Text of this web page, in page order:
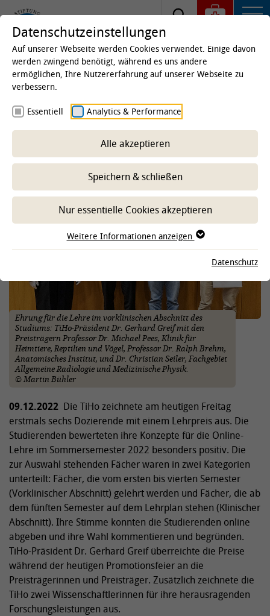
TiHo vergibt erstmals Lehrpreis
Studierende bewerteten die „Beste Online-
Lehre 2022“.
Ehrung für die Lehre im vorklinischen Abschnitt des
Studiums: TiHo-Präsident Dr. Gerhard Greif mit den
Preisträgern Professor Dr. Michael Pees, Klinik für
Heimtiere, Reptilien und Vögel, Professor Dr. Ralph Brehm,
Anatomisches Institut, und Dr. Christian Seiler, Fachgebiet
Allgemeine Radiologie und Medizinische Physik.
© Martin Bühler
09.12.2022 Die TiHo zeichnete am heutigen Freitag
erstmals sechs Dozierende mit einem Lehrpreis aus. Die
Studierenden bewerteten ihre Konzepte für die Online-
Lehre im Sommersemester 2022 besonders positiv. Die
zur Auswahl stehenden Fächer waren in zwei Kategorien
unterteilt: Fächer, die vom ersten bis vierten Semester
(Vorklinischer Abschnitt) gelehrt werden und Fächer, die ab
dem fünften Semester auf dem Lehrplan stehen (Klinischer
Abschnitt). Ihre Stimme konnten die Studierenden online
abgeben und ihre Wahl kommentieren und begründen.
TiHo-Präsident Dr. Gerhard Greif überreichte die Preise
während der heutigen Promotionsfeier an die
Preisträgerinnen und Preisträger. Zusätzlich zeichnete die
TiHo zwei Wissenschaftlerinnen für ihre herausragenden
Forschungsleistungen aus.
Datenschutzeinstellungen
Auf unserer Webseite werden Cookies verwendet. Einige davon
werden zwingend benötigt, während es uns andere
ermöglichen, Ihre Nutzererfahrung auf unserer Webseite zu
verbessern.
Essentiell Analytics & Performance
Alle akzeptieren
Speichern & schließen
Nur essentielle Cookies akzeptieren
Weitere Informationen anzeigen
Datenschutz